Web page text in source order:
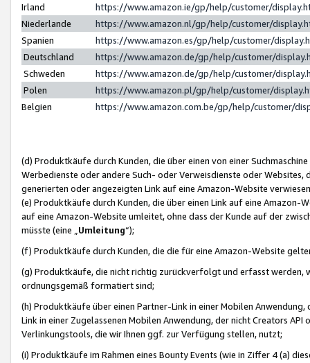
Irland
https://www.amazon.ie/gp/help/customer/
Niederlande
https://www.amazon.nl/gp/help/customer/
Spanien
https://www.amazon.es/gp/help/customer/
Deutschland
https://www.amazon.de/gp/help/customer/
Schweden
https://www.amazon.de/gp/help/customer/
Polen
https://www.amazon.pl/gp/help/customer/
Belgien
https://www.amazon.com.be/gp/help/customer/
(d) Produktkäufe durch Kunden, die über einen von einer
Werbedienste oder andere Such- oder Verweisdienste oder Websites,
generierten oder angezeigten Link auf eine Amazon-Website
(e) Produktkäufe durch Kunden, die über einen Link auf eine
auf eine Amazon-Website umleitet, ohne dass der Kunde auf der
müsste (eine „ Umleitung“);
(f) Produktkäufe durch Kunden, die die für eine Amazon-Website
(g) Produktkäufe, die nicht richtig zurückverfolgt und erfasst werden,
ordnungsgemäß formatiert sind;
(h) Produktkäufe über einen Partner-Link in einer Mobilen
Link in einer Zugelassenen Mobilen Anwendung, der nicht Creators
Verlinkungstools, die wir Ihnen ggf. zur Verfügung stellen, nutzt;
(i) Produktkäufe im Rahmen eines Bounty Events (wie in Ziffer 4 (a)